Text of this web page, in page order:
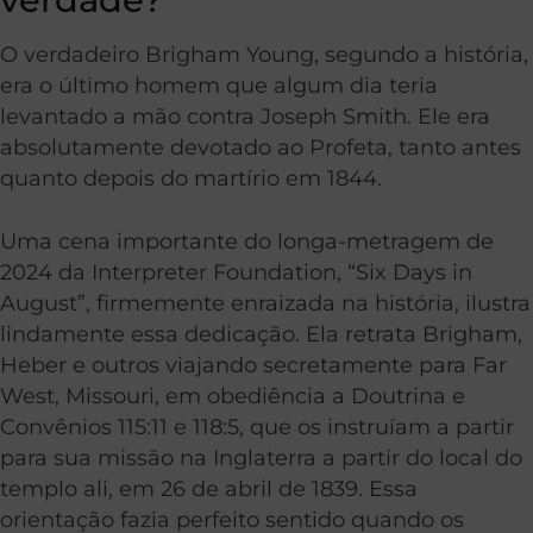
O verdadeiro Brigham Young, segundo a história,
era o último homem que algum dia teria
levantado a mão contra Joseph Smith. Ele era
absolutamente devotado ao Profeta, tanto antes
quanto depois do martírio em 1844.
Uma cena importante do longa-metragem de
2024 da Interpreter Foundation, “Six Days in
August”, firmemente enraizada na história, ilustra
lindamente essa dedicação. Ela retrata Brigham,
Heber e outros viajando secretamente para Far
West, Missouri, em obediência a Doutrina e
Convênios 115:11 e 118:5, que os instruíam a partir
para sua missão na Inglaterra a partir do local do
templo ali, em 26 de abril de 1839. Essa
orientação fazia perfeito sentido quando os